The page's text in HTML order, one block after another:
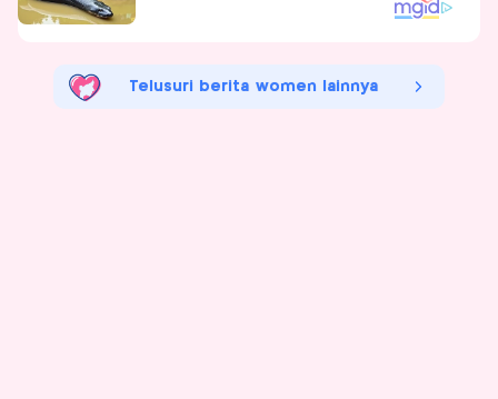
Telusuri berita women lainnya